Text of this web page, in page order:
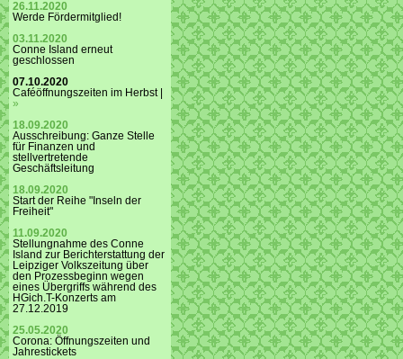
26.11.2020
Werde Fördermitglied!
03.11.2020
Conne Island erneut
geschlossen
07.10.2020
Caféöffnungszeiten im Herbst |
»
18.09.2020
Ausschreibung: Ganze Stelle
für Finanzen und
stellvertretende
Geschäftsleitung
18.09.2020
Start der Reihe "Inseln der
Freiheit"
11.09.2020
Stellungnahme des Conne
Island zur Berichterstattung der
Leipziger Volkszeitung über
den Prozessbeginn wegen
eines Übergriffs während des
HGich.T-Konzerts am
27.12.2019
25.05.2020
Corona: Öffnungszeiten und
Jahrestickets